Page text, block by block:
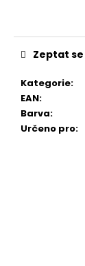
Kategorie:
EAN:
Barva:
Určeno pro:
Zeptat se
e
m
e